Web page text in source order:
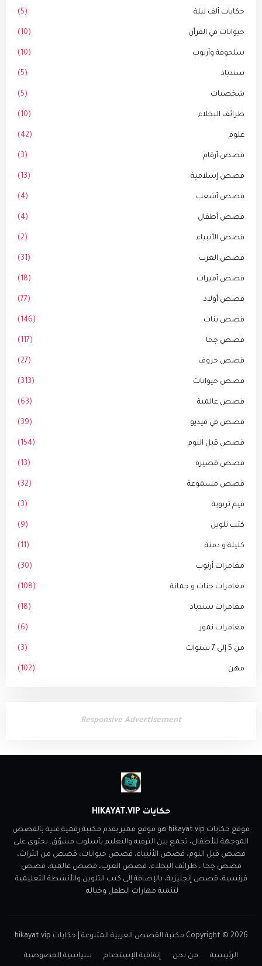
حكايات ألف ليلة (5)
حيوانات في القرأن (10)
سلحوفة وأرنوب (10)
سندباد (5)
شخصيات (5)
طرائف البخلاء (10)
علوم (42)
قصص أرقام (3)
قصص إسلامية (13)
قصص أشعب (4)
قصص أطفال (4)
قصص الأنبياء (2)
قصص العرب (31)
قصص أميرات (18)
قصص أولاد (77)
قصص بنات (146)
قصص جحا (117)
قصص حروف (27)
قصص حيوانات (313)
قصص عالمية (63)
قصص في فيديو (39)
قصص قبل النوم (154)
قصص قصيرة (13)
قصص مسموعة (32)
قيم تربوية (3)
كتب تلوين (9)
كليلة و دمنة (11)
مغامرات أرنوب (30)
مغامرات جنات و جمانة (108)
مغامرات سندباد (18)
مغامرات نمور (6)
من 5 إلى 7 سنوات (3)
مهن (102)
Responsive Advertisement
حكايات HIKAYAT.VIP
موقع حكايات hikayat.vip هو موقع مميز يقدم مكتبة رقمية غنية بالقصص
الموجهة للأطفال، تجمع بين الترفيه والتعليم بأسلوب مشوّق. يحتوي على
قصص قبل النوم، قصص الأنبياء، قصص حيوانات، قصص من الثراث،
قصص جحا ، طرائف البخلاء، قصص العرب، قصص عالمية، قصص
فرنسية، قصص إنجليزية، بالإضافة إلى كتب التلوين والأنشطة التعليمية
لتنمية مهارات الطفل وخياله.
Copyright © 2026 مكتبة القصص العربية المتنوعة | حكايات hikayat.vip
الرئيسية من نحن إتفاقية الإستخدام
سياسية الخصوصية